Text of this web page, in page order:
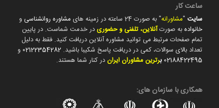
ساعت کار
سایت"مشاورانه" به صورت 24 ساعته در زمینه های مشاوره روانشناسی و
خانوادهبه صورتآنلاین، تلفنی و حضوریدر خدمت شماست. در پایین
تمام صفحات مرتبط می توانید مشاوره آنلاین دریافت کنید. فقط به دلیل
تعداد بالای سوالات، کمی در دریافت پاسخ شکیبا باشید. 02122354282 و
02188422495 برترین مشاوران ایراندر کنار شما هستند.
همکاری با سازمان های: